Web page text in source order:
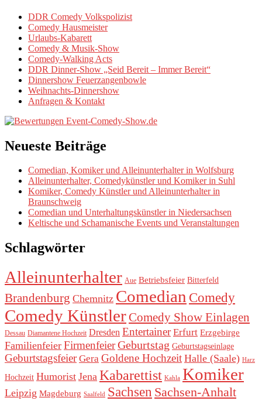
DDR Comedy Volkspolizist
Comedy Hausmeister
Urlaubs-Kabarett
Comedy & Musik-Show
Comedy-Walking Acts
DDR Dinner-Show „Seid Bereit – Immer Bereit“
Dinnershow Feuerzangenbowle
Weihnachts-Dinnershow
Anfragen & Kontakt
Neueste Beiträge
Comedian, Komiker und Alleinunterhalter in Wolfsburg
Alleinunterhalter, Comedykünstler und Komiker in Suhl
Komiker, Comedy Künstler und Alleinunterhalter in
Braunschweig
Comedian und Unterhaltungskünstler in Niedersachsen
Keltische und Schamanische Events und Veranstaltungen
Schlagwörter
Alleinunterhalter Aue Betriebsfeier Bitterfeld
Brandenburg Chemnitz Comedian Comedy
Comedy Künstler Comedy Show Einlagen
Dessau Diamantene Hochzeit Dresden Entertainer Erfurt Erzgebirge
Familienfeier FirmenfeierGeburtstag Geburtstagseinlage
Geburtstagsfeier Gera Goldene Hochzeit Halle (Saale) Harz
Hochzeit Humorist Jena Kabarettist Kahla Komiker
Leipzig Magdeburg Saalfeld Sachsen Sachsen-Anhalt